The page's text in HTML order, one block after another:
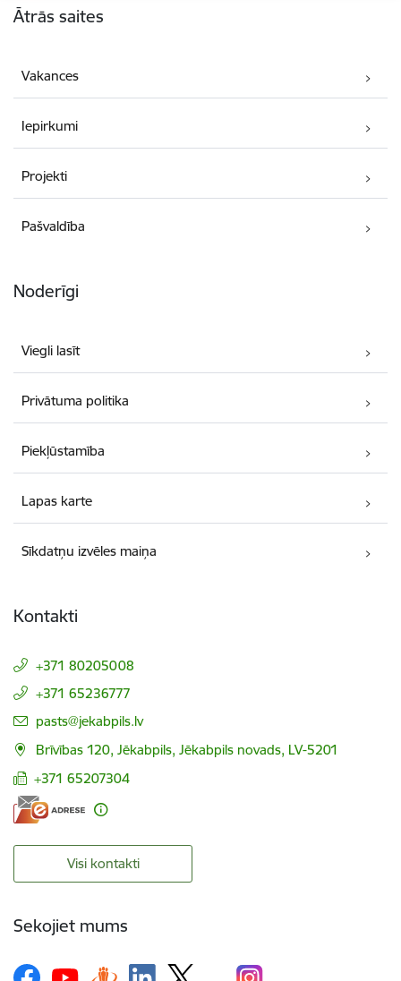
Ātrās saites
Vakances
Iepirkumi
Projekti
Pašvaldība
Noderīgi
Viegli lasīt
Privātuma politika
Piekļūstamība
Lapas karte
Sīkdatņu izvēles maiņa
Kontakti
+371 80205008
+371 65236777
E-pasts:
pasts@jekabpils.lv
Brīvības 120, Jēkabpils, Jēkabpils novads, LV-5201
+371 65207304
Visi kontakti
Sekojiet mums